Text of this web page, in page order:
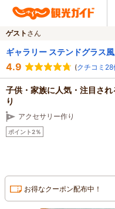
ゲスト さん
ギャラリー ステンドグラス
4.9 (クチコミ28
子供・家族に人気・注目さ
り
アクセサリー作り
ポイント2％
お得なクーポン配布中！